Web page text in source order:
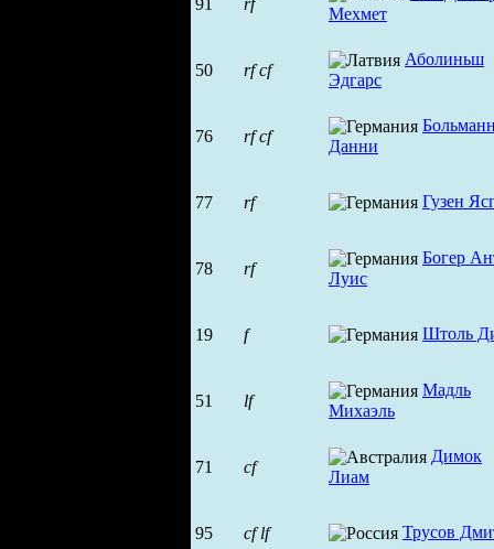
91 rf
Мехмет
50 rf cf
Аболиньш
Эдгарс
76 rf cf
Данни
77 rf Гузен
78 rf
Богер
Луис
19 f Штоль
51 lf
Мадль
Михаэль
71 cf
Димок
Лиам
95 cf lf Трусов